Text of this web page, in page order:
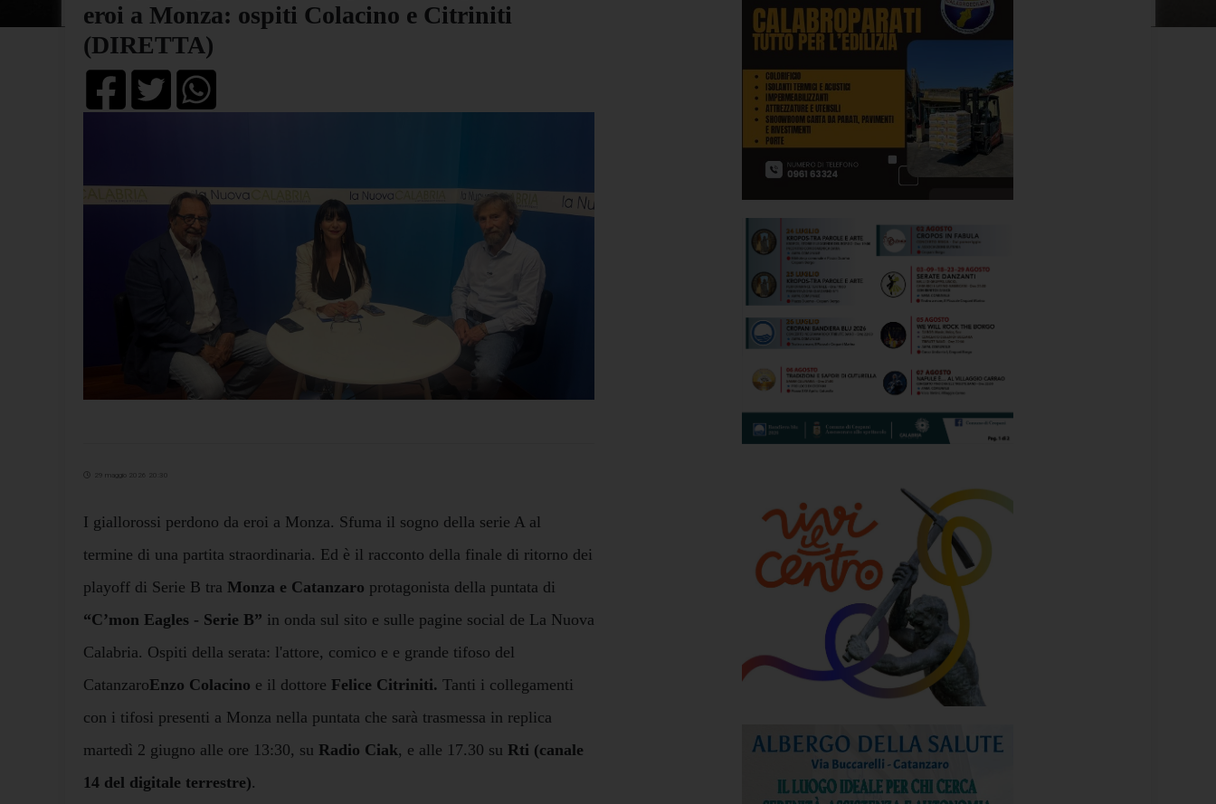
eroi a Monza: ospiti Colacino e Citriniti
(DIRETTA)
29 maggio 2026 20:30
I giallorossi perdono da eroi a Monza. Sfuma il sogno della serie A al
termine di una partita straordinaria. Ed è il racconto della finale di ritorno dei
playoff di Serie B tra Monza e Catanzaro protagonista della puntata di
“C’mon Eagles - Serie B” in onda sul sito e sulle pagine social de La Nuova
Calabria. Ospiti della serata: l'attore, comico e e grande tifoso del
CatanzaroEnzo Colacino e il dottore Felice Citriniti. Tanti i collegamenti
con i tifosi presenti a Monza nella puntata che sarà trasmessa in replica
martedì 2 giugno alle ore 13:30, su Radio Ciak, e alle 17.30 su Rti (canale
14 del digitale terrestre).